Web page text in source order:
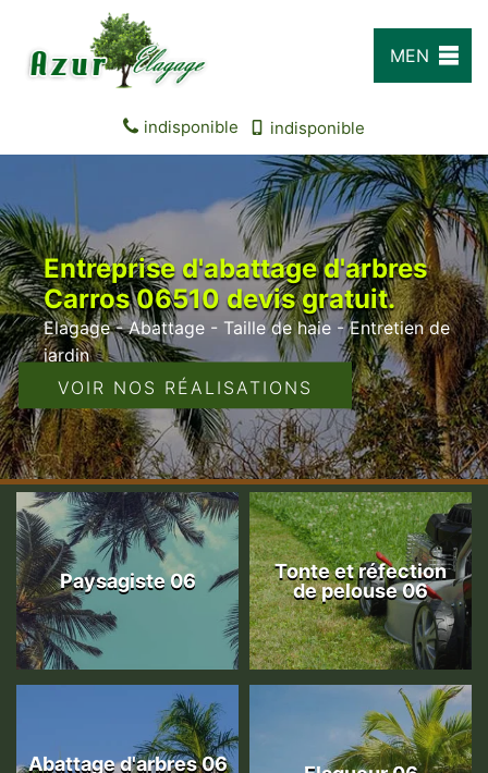
MEN
indisponible indisponible
Entreprise d'abattage d'arbres
Carros 06510 devis gratuit.
Elagage - Abattage - Taille de haie - Entretien de
jardin
VOIR NOS RÉALISATIONS
Paysagiste 06
Tonte et réfection
de pelouse 06
Abattage d'arbres 06